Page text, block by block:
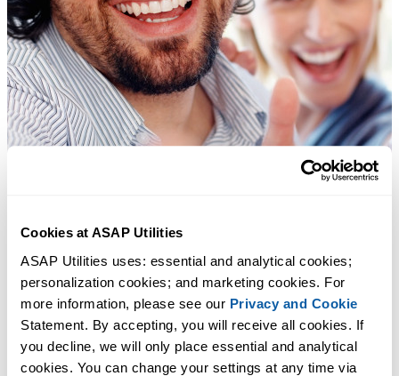
Cookies at ASAP Utilities
ASAP Utilities uses: essential and analytical cookies;
personalization cookies; and marketing cookies. For
more information, please see our Privacy and Cookie
Statement. By accepting, you will receive all cookies. If
you decline, we will only place essential and analytical
cookies. You can change your settings at any time via